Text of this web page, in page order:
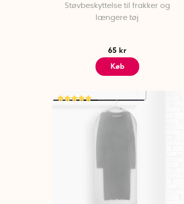
Støvbeskyttelse til frakker og
længere tøj
65 kr
Køb